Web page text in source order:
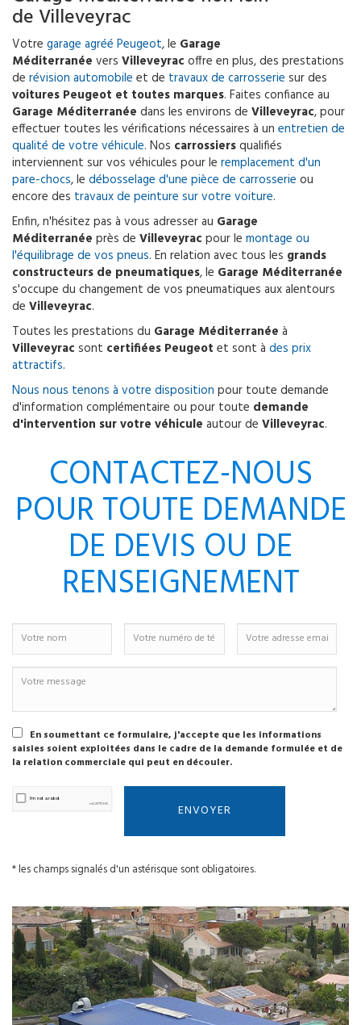
de Villeveyrac
Votre garage agréé Peugeot, le Garage
Méditerranée vers Villeveyrac offre en plus, des prestations
de révision automobile et de travaux de carrosserie sur des
voitures Peugeot et toutes marques. Faites confiance au
Garage Méditerranée dans les environs de Villeveyrac, pour
effectuer toutes les vérifications nécessaires à un entretien de
qualité de votre véhicule. Nos carrossiersqualifiés
interviennent sur vos véhicules pour le remplacement d'un
pare-chocs, le débosselage d'une pièce de carrosserie ou
encore des travaux de peinture sur votre voiture.
Enfin, n'hésitez pas à vous adresser au Garage
Méditerranée près de Villeveyrac pour le montage ou
l'équilibrage de vos pneus. En relation avec tous les grands
constructeurs de pneumatiques, le Garage Méditerranée
s'occupe du changement de vos pneumatiques aux alentours
de Villeveyrac.
Toutes les prestations du Garage Méditerranée à
Villeveyrac sont certifiées Peugeot et sont à des prix
attractifs.
Nous nous tenons à votre disposition pour toute demande
d'information complémentaire ou pour toute demande
d'intervention sur votre véhicule autour de Villeveyrac.
CONTACTEZ-NOUS
POUR TOUTE DEMANDE
DE DEVIS OU DE
RENSEIGNEMENT
En soumettant ce formulaire, j'accepte que les informations
saisies soient exploitées dans le cadre de la demande formulée et de
la relation commerciale qui peut en découler.
* les champs signalés d'un astérisque sont obligatoires.